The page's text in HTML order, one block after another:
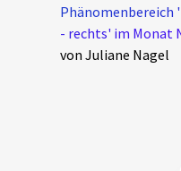
chronik.LE in der Presse
- rechts' im Monat
von Juliane Nagel